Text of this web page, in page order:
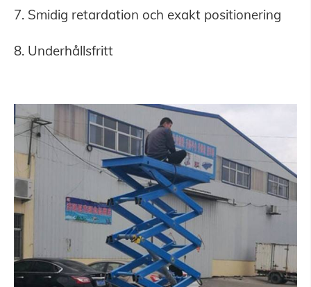
7. Smidig retardation och exakt positionering
8. Underhållsfritt